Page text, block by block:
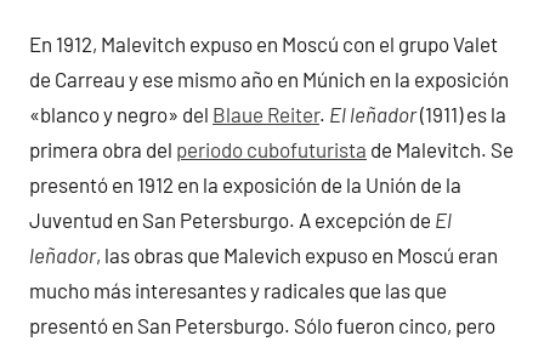
En 1912, Malevitch expuso en Moscú con el grupo Valet
de Carreau y ese mismo año en Múnich en la exposición
«blanco y negro» del Blaue Reiter. El leñador(1911) es la
primera obra del periodo cubofuturista de Malevitch. Se
presentó en 1912 en la exposición de la Unión de la
Juventud en San Petersburgo. A excepción de El
leñador, las obras que Malevich expuso en Moscú eran
mucho más interesantes y radicales que las que
presentó en San Petersburgo. Sólo fueron cinco, pero